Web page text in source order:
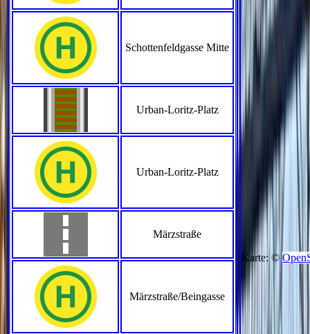
Schottenfeldgasse Mitte
Urban-Loritz-Platz
Urban-Loritz-Platz
Märzstraße
Märzstraße/Beingasse
Karte: ©